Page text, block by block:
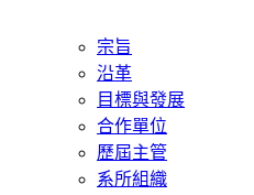
宗旨
沿革
目標與發展
合作單位
歷屆主管
系所組織